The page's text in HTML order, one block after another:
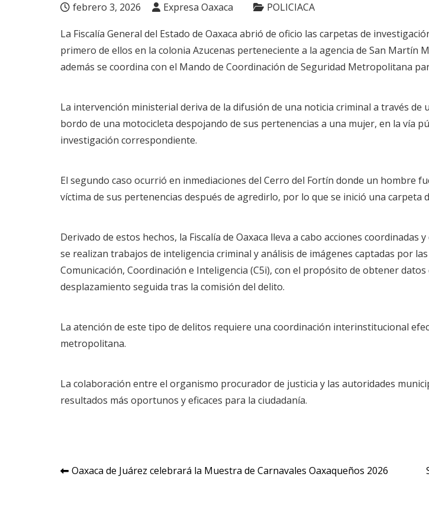
febrero 3, 2026 Expresa Oaxaca POLICIACA
La Fiscalía General del Estado de Oaxaca abrió de oficio las carpetas de
primero de ellos en la colonia Azucenas perteneciente a la agencia de San Martín
además se coordina con el Mando de Coordinación de Seguridad Metropolitana
La intervención ministerial deriva de la difusión de una noticia criminal a través de
bordo de una motocicleta despojando de sus pertenencias a una mujer, en la vía
investigación correspondiente.
El segundo caso ocurrió en inmediaciones del Cerro del Fortín donde un hombre
víctima de sus pertenencias después de agredirlo, por lo que se inició una carpeta
Derivado de estos hechos, la Fiscalía de Oaxaca lleva a cabo acciones
se realizan trabajos de inteligencia criminal y análisis de imágenes captadas por
Comunicación, Coordinación e Inteligencia (C5i), con el propósito de obtener
desplazamiento seguida tras la comisión del delito.
La atención de este tipo de delitos requiere una coordinación interinstitucional
metropolitana.
La colaboración entre el organismo procurador de justicia y las autoridades
resultados más oportunos y eficaces para la ciudadanía.
Navegación
Oaxaca de Juárez celebrará la Muestra de Carnavales Oaxaqueños 2026